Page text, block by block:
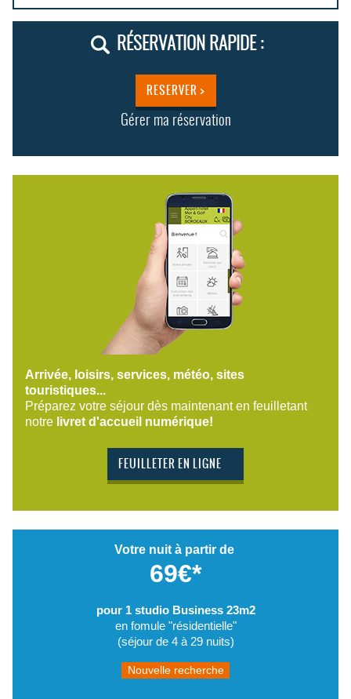
RÉSERVATION RAPIDE :
RESERVER >
Gérer ma réservation
Arrivée, loisirs, services, météo, sites
touristiques...
Préparez votre séjour dès maintenant en feuilletant
notre livret d'accueil numérique!
FEUILLETER EN LIGNE
Votre nuit à partir de
69€*
pour 1 studio Business 23m2
en fomule "résidentielle"
(séjour de 4 à 29 nuits)
Nouvelle recherche